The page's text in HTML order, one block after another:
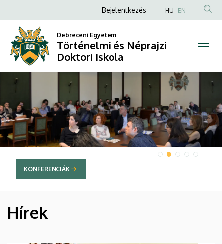
és
Néprajzi
Doktori
Anonim
fiók
menüje
Bejelentkezés HU EN
Debreceni Egyetem
Történelmi és Néprajzi
Doktori Iskola
DIAVETÍTÉS
KONFERENCIÁK
HÍREK
Hírek